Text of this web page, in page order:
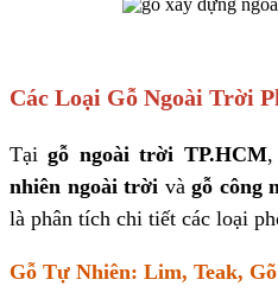
Các Loại Gỗ Ngoài Trời
Tạigỗ ngoài trời TP.HCM,
nhiên ngoài trời và gỗ công
là phân tích chi tiết các loại
Gỗ Tự Nhiên: Lim, Teak,